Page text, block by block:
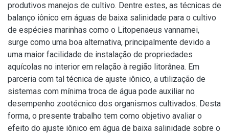
produtivos manejos de cultivo. Dentre estes, as técnicas de
balanço iônico em águas de baixa salinidade para o cultivo
de espécies marinhas como o Litopenaeus vannamei,
surge como uma boa alternativa, principalmente devido a
uma maior facilidade de instalação de propriedades
aquícolas no interior em relação à região litorânea. Em
parceria com tal técnica de ajuste iônico, a utilização de
sistemas com mínima troca de água pode auxiliar no
desempenho zootécnico dos organismos cultivados. Desta
forma, o presente trabalho tem como objetivo avaliar o
efeito do ajuste iônico em água de baixa salinidade sobre o